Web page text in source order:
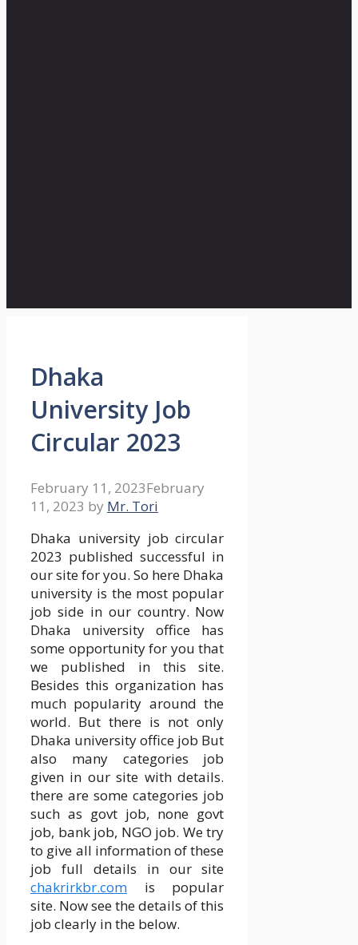
Dhaka
University Job
Circular 2023
February 11, 2023February
11, 2023 by Mr. Tori
Dhaka university job circular
2023 published successful in
our site for you. So here Dhaka
university is the most popular
job side in our country. Now
Dhaka university office has
some opportunity for you that
we published in this site.
Besides this organization has
much popularity around the
world. But there is not only
Dhaka university office job But
also many categories job
given in our site with details.
there are some categories job
such as govt job, none govt
job, bank job, NGO job. We try
to give all information of these
job full details in our site
chakrirkbr.com is popular
site. Now see the details of this
job clearly in the below.